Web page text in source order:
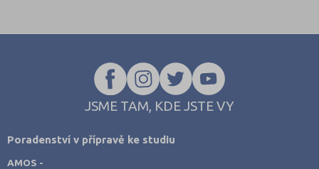
JSME TAM, KDE JSTE VY
Poradenství v přípravě ke studiu
AMOS -